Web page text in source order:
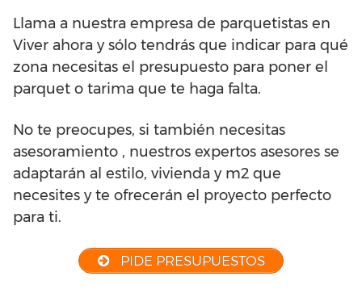
Llama a nuestra empresa de parquetistas en
Viver ahora y sólo tendrás que indicar para qué
zona necesitas el presupuesto para poner el
parquet o tarima que te haga falta.
No te preocupes, si también necesitas
asesoramiento , nuestros expertos asesores se
adaptarán al estilo, vivienda y m2 que
necesites y te ofrecerán el proyecto perfecto
para ti.
PIDE PRESUPUESTOS